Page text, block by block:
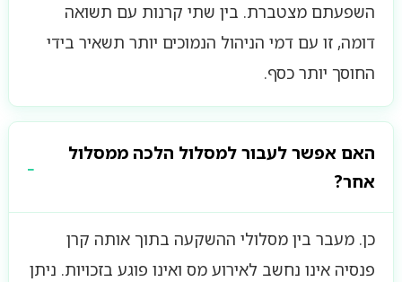
השפעתם מצטברת. בין שתי קרנות עם תשואה
דומה, זו עם דמי הניהול הנמוכים יותר תשאיר בידי
החוסך יותר כסף.
האם אפשר לעבור למסלול הלכה ממסלול
אחר?
כן. מעבר בין מסלולי ההשקעה בתוך אותה קרן
פנסיה אינו נחשב לאירוע מס ואינו פוגע בזכויות. ניתן